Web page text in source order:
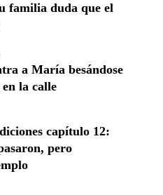
familia duda que el
a María besándose
la calle
capítulo 12:
pero